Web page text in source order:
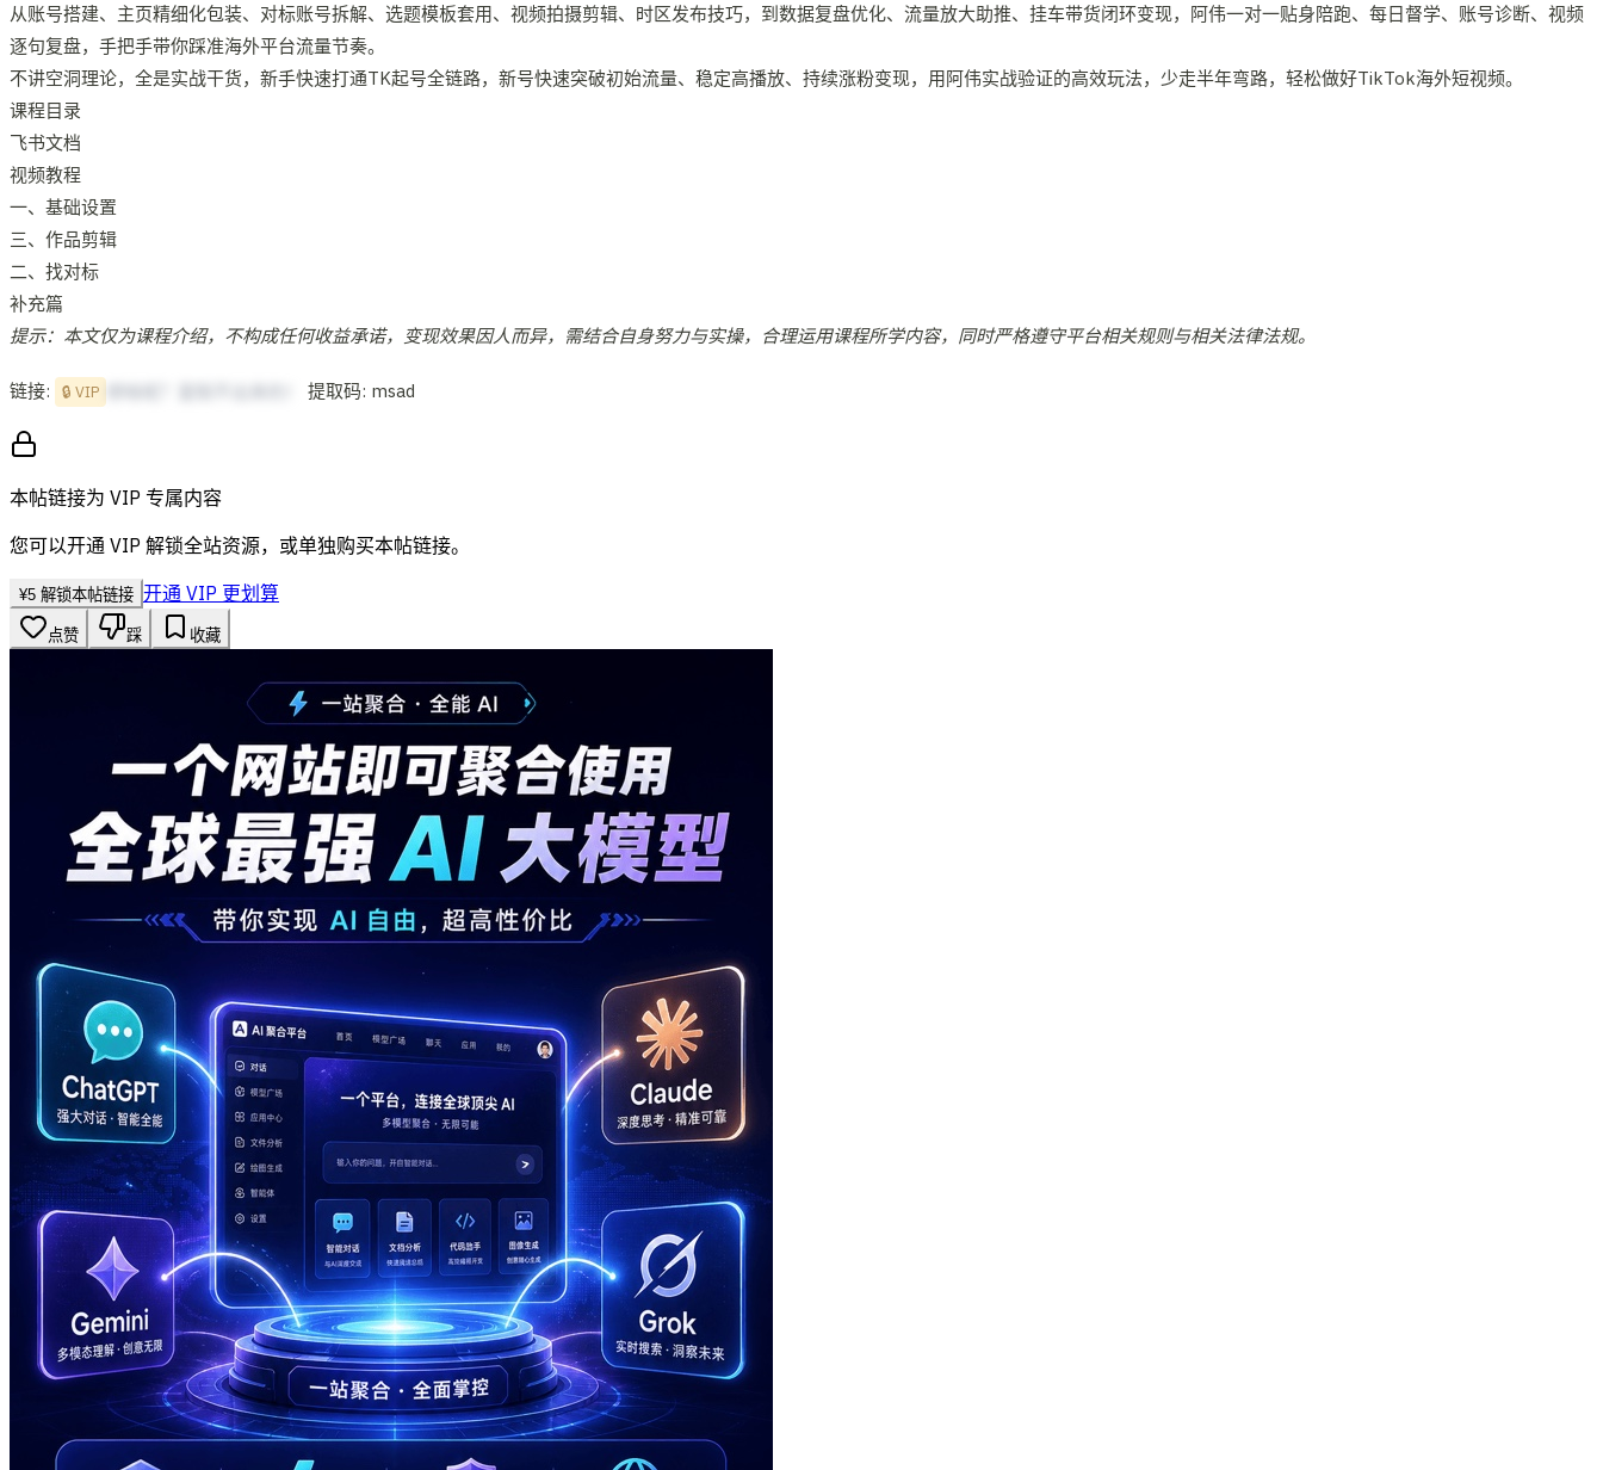
从账号搭建、主页精细化包装、对标账号拆解、选题模板套用、视频拍摄剪辑、时区发布技巧，到数据复盘优化、流量放大助推、挂车带货闭环变现，阿伟一对一贴身陪跑、每日督学、账号诊断、视频
逐句复盘，手把手带你踩准海外平台流量节奏。
不讲空洞理论，全是实战干货，新手快速打通TK起号全链路，新号快速突破初始流量、稳定高播放、持续涨粉变现，用阿伟实战验证的高效玩法，少走半年弯路，轻松做好TikTok海外短视频。
课程目录
飞书文档
视频教程
一、基础设置
三、作品剪辑
二、找对标
补充篇
提示：本文仅为课程介绍，不构成任何收益承诺，变现效果因人而异，需结合自身努力与实操，合理运用课程所学内容，同时严格遵守平台相关规则与相关法律法规。
链接: 🔒 VIP 提取码: msad
本帖链接为 VIP 专属内容
您可以开通 VIP 解锁全站资源，或单独购买本帖链接。
¥5 解锁本帖链接 开通 VIP 更划算
点赞 踩 收藏